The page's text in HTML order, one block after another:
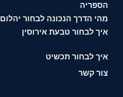
הספריה
מהי הדרך הנכונה לבחור יהלום
איך לבחור טבעת אירוסין
איך לבחור תכשיט
צור קשר